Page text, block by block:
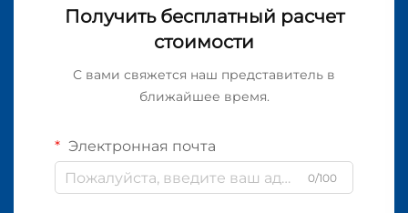
Получить бесплатный расчет
стоимости
С вами свяжется наш представитель в
ближайшее время.
Электронная почта
0/100